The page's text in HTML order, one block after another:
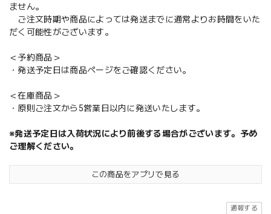
ません。
ご注文時期や商品によっては発送までに通常よりお時間をいた
だく可能性がございます。
＜予約商品＞
・発送予定日は商品ページをご確認ください。
＜在庫商品＞
・原則ご注文から5営業日以内に発送いたします。
※発送予定日は入荷状況により前後する場合がございます。予め
ご理解ください。
この商品をアプリで見る
通報する